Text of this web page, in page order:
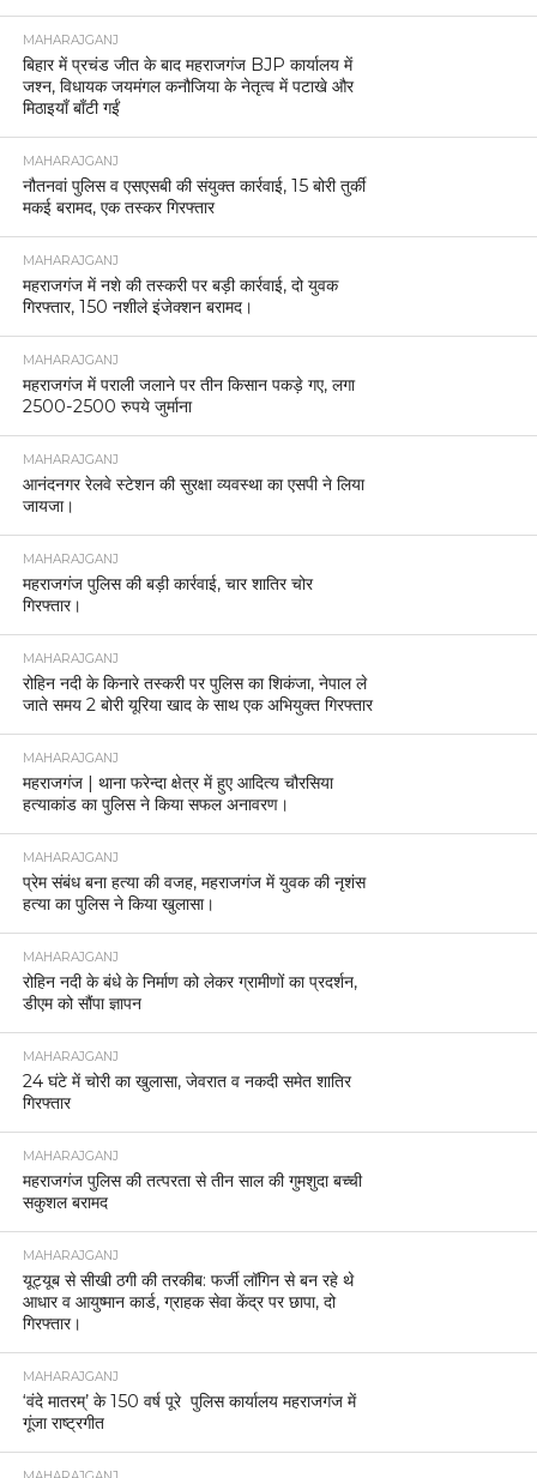
MAHARAJGANJ
बिहार में प्रचंड जीत के बाद महराजगंज BJP कार्यालय में
जश्न, विधायक जयमंगल कनौजिया के नेतृत्व में पटाखे और
मिठाइयाँ बाँटी गईं
MAHARAJGANJ
नौतनवां पुलिस व एसएसबी की संयुक्त कार्रवाई, 15 बोरी तुर्की
मकई बरामद, एक तस्कर गिरफ्तार
MAHARAJGANJ
महराजगंज में नशे की तस्करी पर बड़ी कार्रवाई, दो युवक
गिरफ्तार, 150 नशीले इंजेक्शन बरामद।
MAHARAJGANJ
महराजगंज में पराली जलाने पर तीन किसान पकड़े गए, लगा
2500-2500 रुपये जुर्माना
MAHARAJGANJ
आनंदनगर रेलवे स्टेशन की सुरक्षा व्यवस्था का एसपी ने लिया
जायजा।
MAHARAJGANJ
महराजगंज पुलिस की बड़ी कार्रवाई, चार शातिर चोर
गिरफ्तार।
MAHARAJGANJ
रोहिन नदी के किनारे तस्करी पर पुलिस का शिकंजा, नेपाल ले
जाते समय 2 बोरी यूरिया खाद के साथ एक अभियुक्त गिरफ्तार
MAHARAJGANJ
महराजगंज | थाना फरेन्दा क्षेत्र में हुए आदित्य चौरसिया
हत्याकांड का पुलिस ने किया सफल अनावरण।
MAHARAJGANJ
प्रेम संबंध बना हत्या की वजह, महराजगंज में युवक की नृशंस
हत्या का पुलिस ने किया खुलासा।
MAHARAJGANJ
रोहिन नदी के बंधे के निर्माण को लेकर ग्रामीणों का प्रदर्शन,
डीएम को सौंपा ज्ञापन
MAHARAJGANJ
24 घंटे में चोरी का खुलासा, जेवरात व नकदी समेत शातिर
गिरफ्तार
MAHARAJGANJ
महराजगंज पुलिस की तत्परता से तीन साल की गुमशुदा बच्ची
सकुशल बरामद
MAHARAJGANJ
यूट्यूब से सीखी ठगी की तरकीब: फर्जी लॉगिन से बन रहे थे
आधार व आयुष्मान कार्ड, ग्राहक सेवा केंद्र पर छापा, दो
गिरफ्तार।
MAHARAJGANJ
‘वंदे मातरम्’ के 150 वर्ष पूरे पुलिस कार्यालय महराजगंज में
गूंजा राष्ट्रगीत